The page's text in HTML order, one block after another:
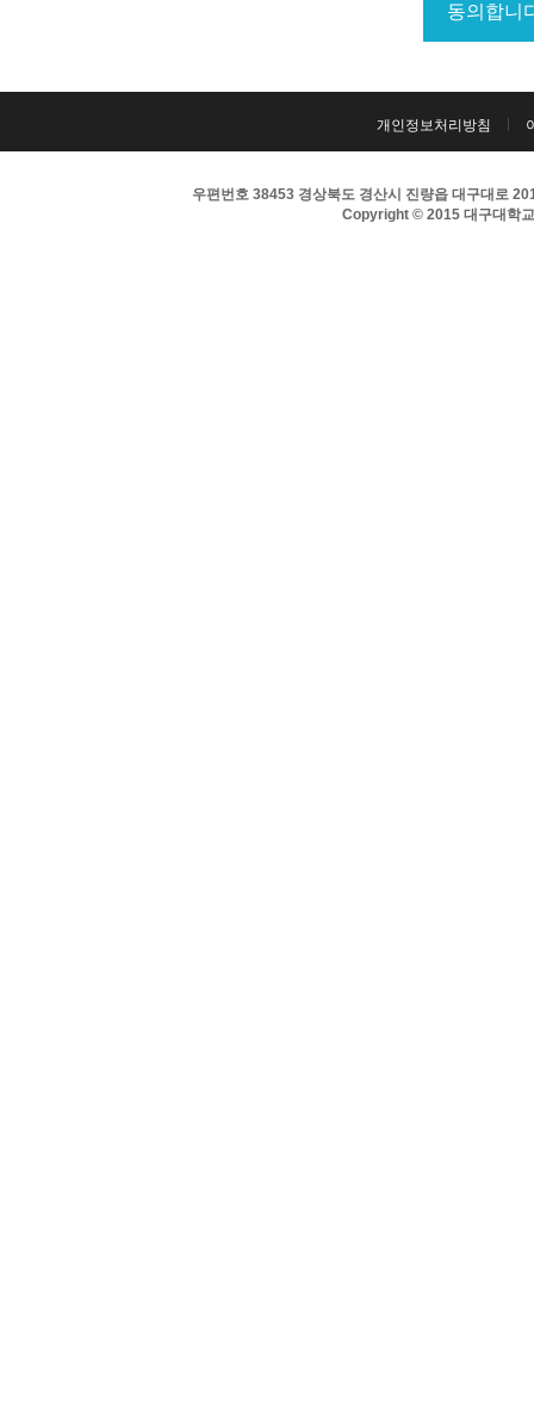
개인정보처리방침
우편번호 38453 경상북도 경산시 진량읍 대구대로
Copyright © 2015 대구대학